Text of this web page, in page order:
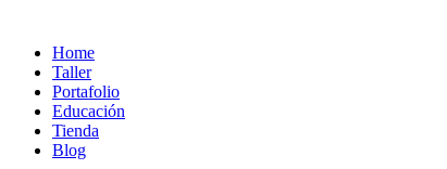
Home
Taller
Portafolio
Educación
Tienda
Blog